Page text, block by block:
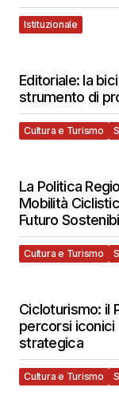
Istituzionale
Editoriale: la
strumento di
Cultura e Turismo
La Politica
Mobilità
Futuro
Cultura e Turismo
Cicloturismo: il
percorsi iconici
strategica
Cultura e Turismo